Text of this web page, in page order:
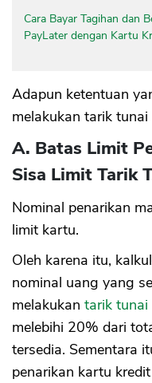
Cara Bayar Tagihan dan
PayLater dengan Kartu
Adapun ketentuan
melakukan tarik
A. Batas Limit
Sisa Limit Tarik
Nominal penarikan
limit kartu.
Oleh karena itu,
nominal uang yang
melakukan tarik
melebihi 20% dari
tersedia. Sementara
penarikan kartu